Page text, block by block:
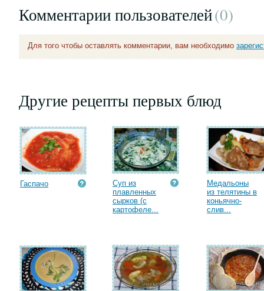
Комментарии пользователей(0)
Для того чтобы оставлять комментарии, вам необходимо
Другие рецепты первых блюд
Гаспачо
Суп из
плавленных
сырков (с
картофеле...
Медальоны
из телятины в
коньячно-
слив...